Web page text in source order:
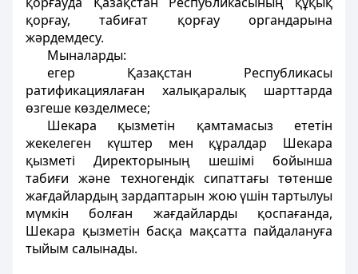
қорғау, табиғат қорғау органдарына
жәрдемдесу.
Мыналарды:
егер Қазақстан Республикасы
ратификациялаған халықаралық шарттарда
өзгеше көзделмесе;
Шекара қызметін қамтамасыз ететін
жекелеген күштер мен құралдар Шекара
қызметі Директорының шешімі бойынша
табиғи және техногендік сипаттағы төтенше
жағдайлардың зардаптарын жою үшін тартылуы
мүмкін болған жағдайларды қоспағанда,
Шекара қызметін басқа мақсатта пайдалануға
тыйым салынады.